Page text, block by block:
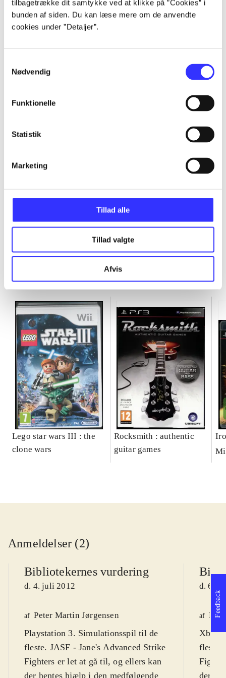
tilbagetrække dit samtykke ved at klikke på ”Cookies” i
bunden af siden. Du kan læse mere om de anvendte
cookies under ”Detaljer”.
Nødvendig
Funktionelle
Statistik
Marketing
Tillad alle
Tillad valgte
Afvis
Artikler
...
...
...
...
...
Lego star wars III : the
clone wars
Rocksmith : authentic
guitar games
Anmeldelser (2)
Bibliotekernes vurdering
d. 4. juli 2012
af Peter Martin Jørgensen
Playstation 3. Simulationsspil til de
fleste. JASF - Jane's Advanced Strike
Fighters er let at gå til, og ellers kan
der hentes hjælp i den medfølgende
d. 6.
af
Xbox
fleste.
der
Feedback